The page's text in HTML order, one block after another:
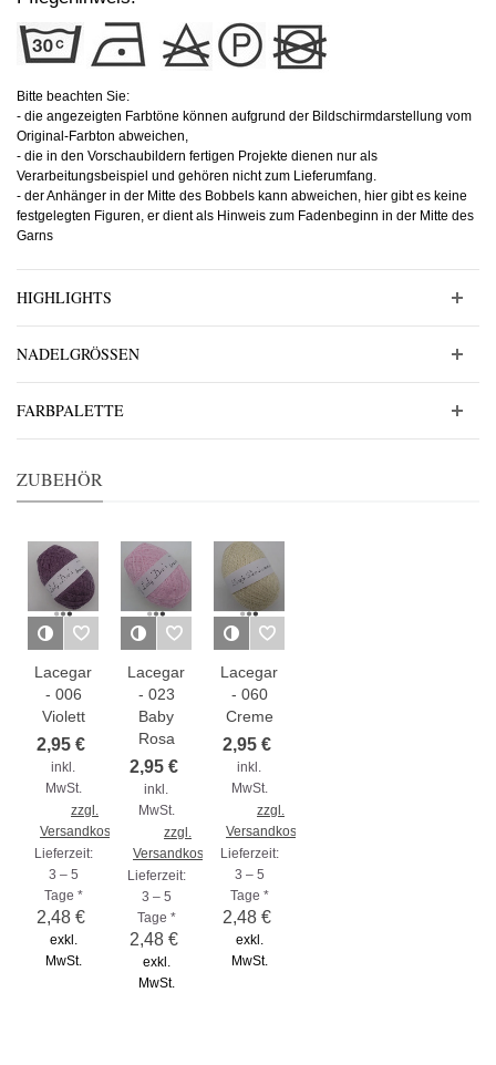
Bitte beachten Sie:
- die angezeigten Farbtöne können aufgrund der Bildschirmdarstellung vom
Original-Farbton abweichen,
- die in den Vorschaubildern fertigen Projekte dienen nur als
Verarbeitungsbeispiel und gehören nicht zum Lieferumfang.
- der Anhänger in der Mitte des Bobbels kann abweichen, hier gibt es keine
festgelegten Figuren, er dient als Hinweis zum Fadenbeginn in der Mitte des
Garns
HIGHLIGHTS
NADELGRÖSSEN
FARBPALETTE
ZUBEHÖR
Lacegarn
- 006
Violett
2,95 €
inkl.
MwSt.
zzgl.
Versandkosten
Lieferzeit:
3 – 5
Tage *
2,48 €
exkl.
MwSt.
Lacegarn
- 023
Baby
Rosa
2,95 €
inkl.
MwSt.
zzgl.
Versandkosten
Lieferzeit:
3 – 5
Tage *
2,48 €
exkl.
MwSt.
Lacegarn
- 060
Creme
2,95 €
inkl.
MwSt.
zzgl.
Versandkosten
Lieferzeit:
3 – 5
Tage *
2,48 €
exkl.
MwSt.